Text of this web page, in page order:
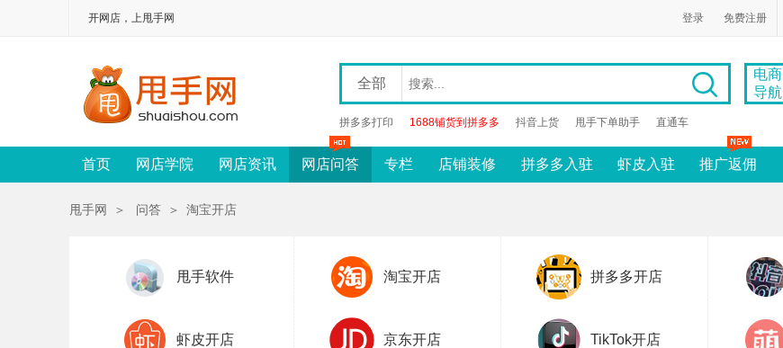
开网店，上甩手网 登录 免费注册
全部
拼多多打印 1688铺货到拼多多 抖音上货 甩手下单助手 直通车
电商
导航
首页 网店学院 网店资讯 网店问答 专栏 店铺装修 拼多多入驻 虾皮入驻 推广返佣
甩手网 ＞ 问答 ＞ 淘宝开店
甩手软件 淘宝开店 拼多多开店
虾皮开店 京东开店 TikTok开店